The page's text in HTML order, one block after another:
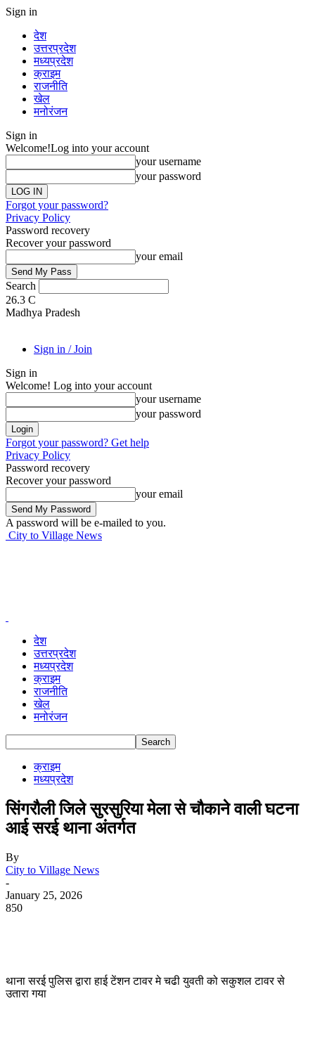
Sign in
देश
उत्तरप्रदेश
मध्यप्रदेश
क्राइम
राजनीति
खेल
मनोरंजन
Sign in
Welcome!Log into your account
your username
your password
Forgot your password?
Privacy Policy
Password recovery
Recover your password
your email
Search
26.3 C
Madhya Pradesh
Sign in / Join
Sign in
Welcome! Log into your account
your username
your password
Forgot your password? Get help
Privacy Policy
Password recovery
Recover your password
your email
A password will be e-mailed to you.
City to Village News
देश
उत्तरप्रदेश
मध्यप्रदेश
क्राइम
राजनीति
खेल
मनोरंजन
क्राइम
मध्यप्रदेश
सिंगरौली जिले सुरसुरिया मेला से चौकाने वाली घटना
आई सरई थाना अंतर्गत
By
City to Village News
-
January 25, 2026
850
थाना सरई पुलिस द्वारा हाई टेंशन टावर मे चढी युवती को सकुशल टावर से
उतारा गया